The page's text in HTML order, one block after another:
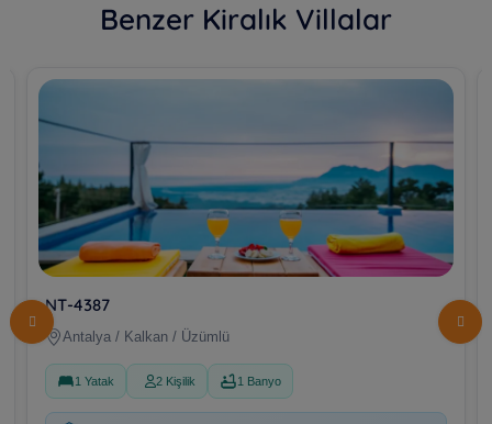
Benzer Kiralık Villalar
NT-4387
Antalya / Kalkan / Üzümlü
1 Yatak 2 Kişilik 1 Banyo